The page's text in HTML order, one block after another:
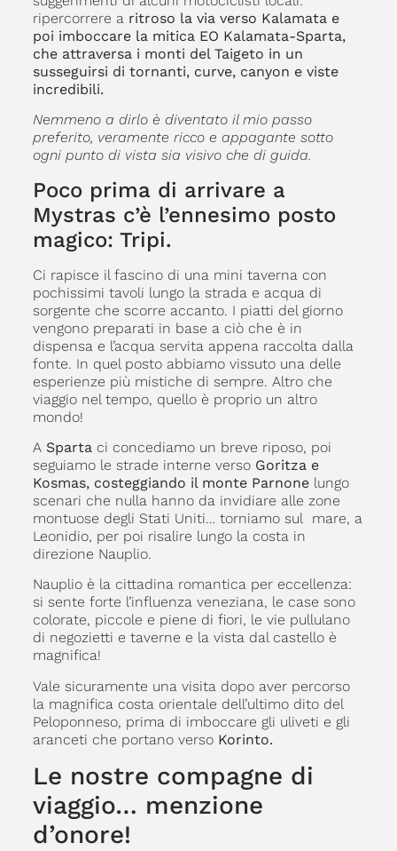
ripercorrere a ritroso la via verso Kalamata e
poi imboccare la mitica EO Kalamata-Sparta,
che attraversa i monti del Taigeto in un
susseguirsi di tornanti, curve, canyon e viste
incredibili.
Nemmeno a dirlo è diventato il mio passo
preferito, veramente ricco e appagante sotto
ogni punto di vista sia visivo che di guida.
Poco prima di arrivare a
Mystras c’è l’ennesimo posto
magico: Tripi.
Ci rapisce il fascino di una mini taverna con
pochissimi tavoli lungo la strada e acqua di
sorgente che scorre accanto. I piatti del giorno
vengono preparati in base a ciò che è in
dispensa e l’acqua servita appena raccolta dalla
fonte. In quel posto abbiamo vissuto una delle
esperienze più mistiche di sempre. Altro che
viaggio nel tempo, quello è proprio un altro
mondo!
A Sparta ci concediamo un breve riposo, poi
seguiamo le strade interne versoGoritza e
Kosmas, costeggiando il monte Parnonelungo
scenari che nulla hanno da invidiare alle zone
montuose degli Stati Uniti… torniamo sul mare, a
Leonidio, per poi risalire lungo la costa in
direzione Nauplio.
Nauplio è la cittadina romantica per eccellenza:
si sente forte l’influenza veneziana, le case sono
colorate, piccole e piene di fiori, le vie pullulano
di negozietti e taverne e la vista dal castello è
magnifica!
Vale sicuramente una visita dopo aver percorso
la magnifica costa orientale dell’ultimo dito del
Peloponneso, prima di imboccare gli uliveti e gli
aranceti che portano verso Korinto.
Le nostre compagne di
viaggio… menzione
d’onore!